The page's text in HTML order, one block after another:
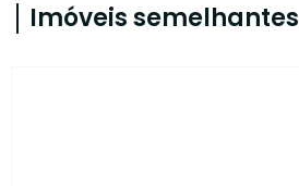
Imóveis semelhantes